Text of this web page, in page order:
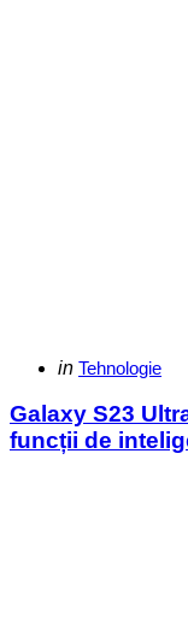
Categories
Posted
in Tehnologie
Galaxy S23
funcții de